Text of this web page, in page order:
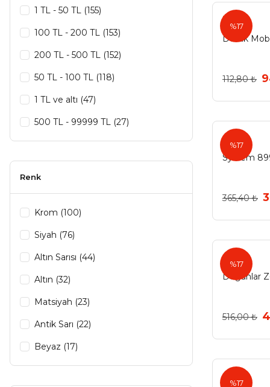
Özmetal (10)
Bayraktar (8)
Modernax (8)
Pole (7)
Reform (7)
Eryıldız (6)
Fede (5)
Egesel (4)
May (4)
Afra (3)
Bilaks (2)
Mostar (2)
Profesyonel (2)
Yılmaz Plastik (2)
Aras (1)
Arya (1)
1 TL - 50 TL (155)
100 TL - 200 TL (153)
200 TL - 500 TL (152)
50 TL - 100 TL (118)
1 TL ve altı (47)
500 TL - 99999 TL (27)
Renk
Krom (100)
Siyah (76)
Altın Sarısı (44)
Altın (32)
Matsiyah (23)
Antik Sarı (22)
Beyaz (17)
Mat Siyah (16)
%17
Doruk
Doruk
112,80 ₺
%17
System
365,40 ₺
%17
Doğanlar
516,00 ₺
%17